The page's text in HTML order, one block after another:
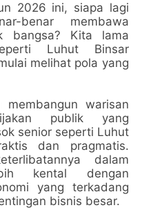
2026 ini, siapa lagi
benar membawa
bangsa? Kita lama
Luhut Binsar
melihat pola yang
warisan
publik yang
senior seperti Luhut
dan pragmatis.
dalam
kental dengan
yang terkadang
bisnis besar.